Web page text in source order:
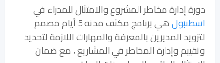
دورة إدارة مخاطر المشروع والامتثال للمدراء في
اسطنبول
هي برنامج مكثف مدته 5 أيام مصمم
لتزويد المديرين بالمعرفة والمهارات اللازمة لتحديد
وتقييم وإدارة المخاطر في المشاريع ، مع ضمان